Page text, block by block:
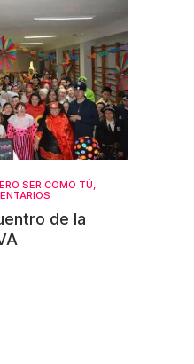
SER COMO TÚ,
de la